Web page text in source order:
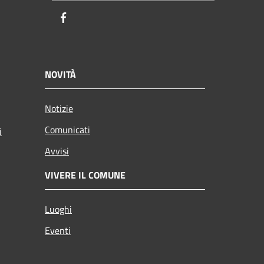
NOVITÀ
Notizie
Comunicati
Avvisi
VIVERE IL COMUNE
Luoghi
Eventi